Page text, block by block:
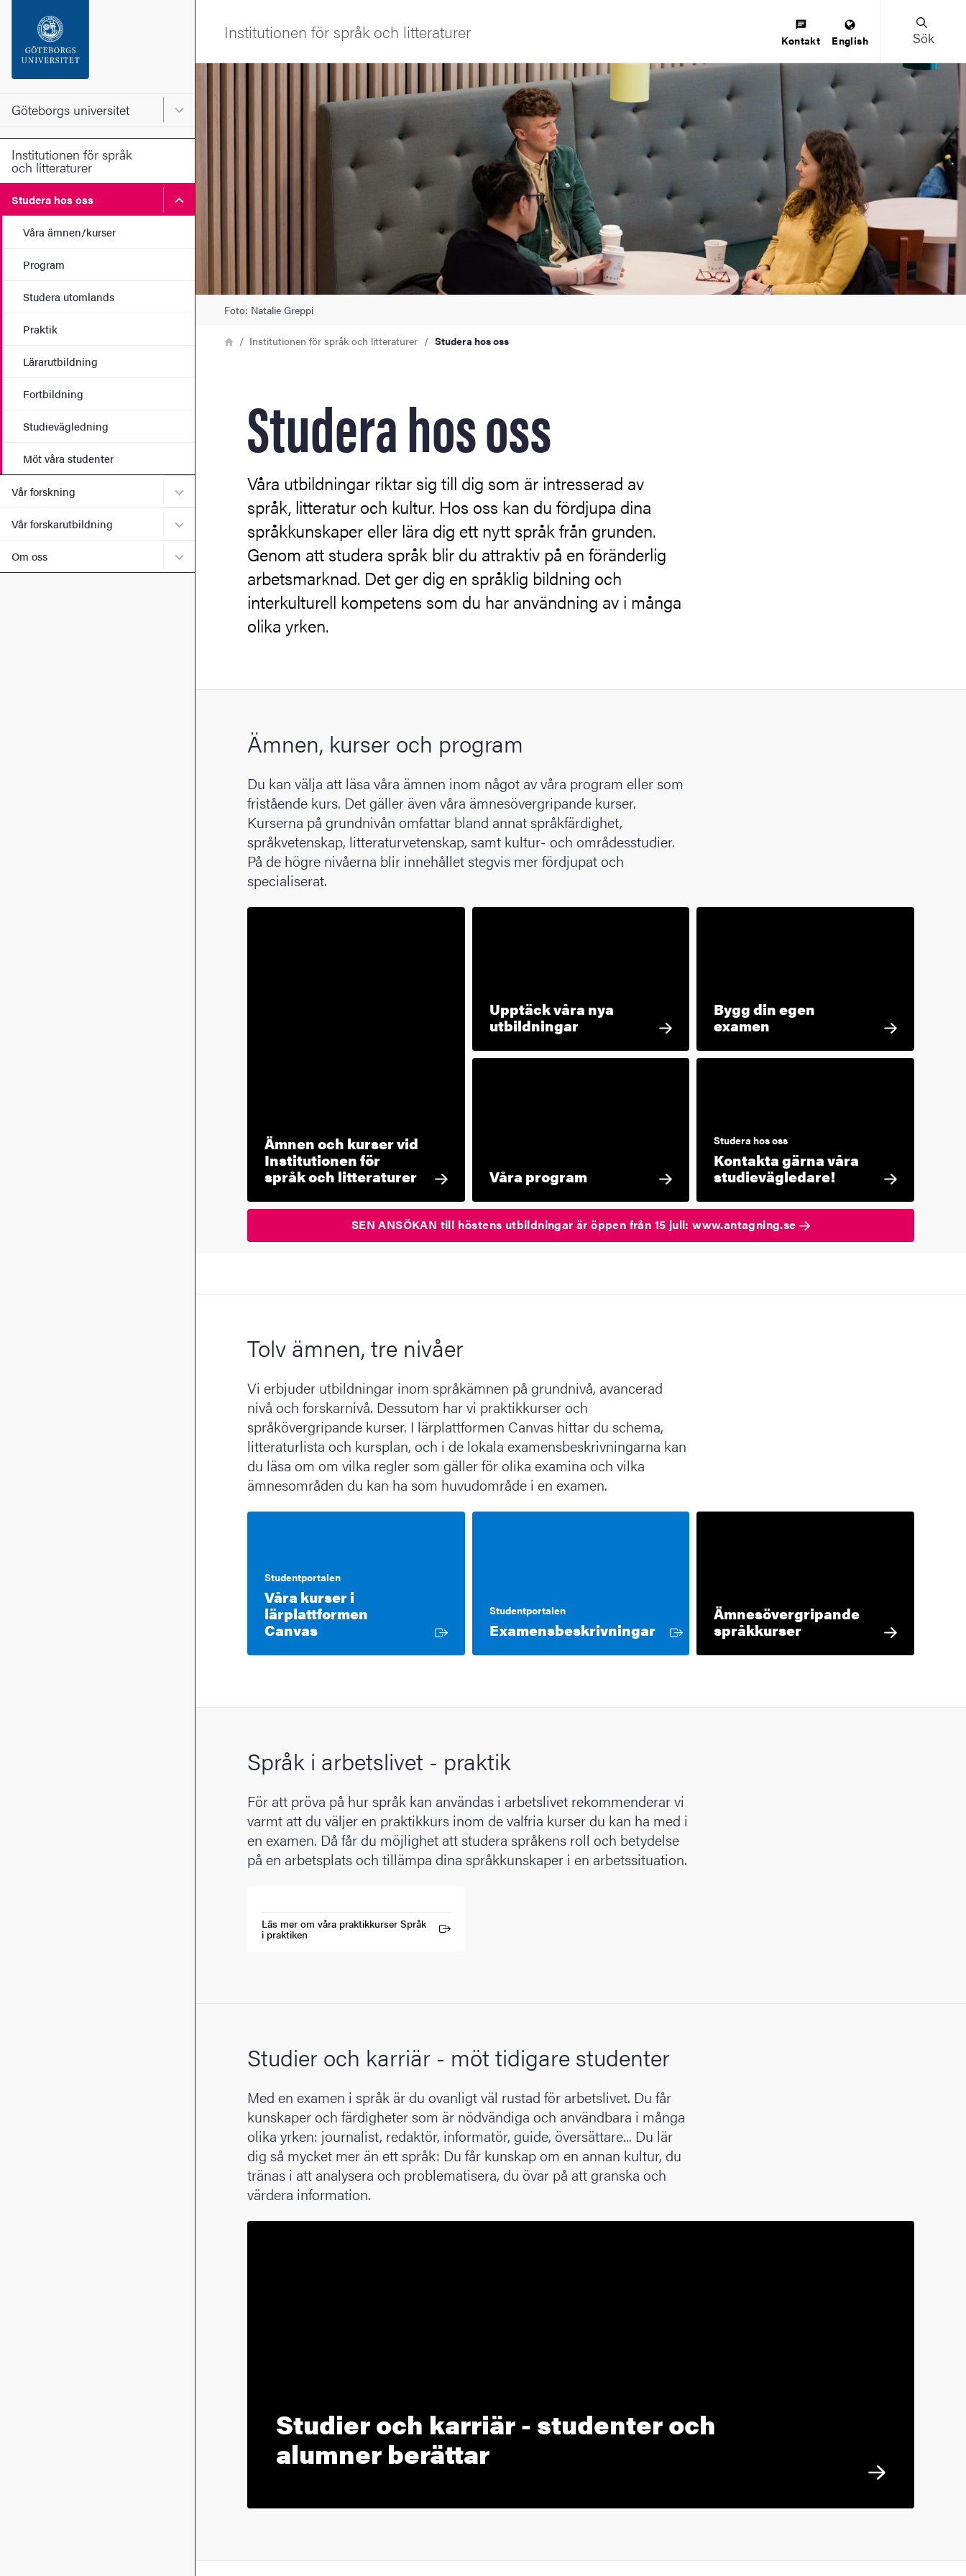
Sidfoten
Om webbplatsen
Göteborgs universitet Huvudmeny för Göteborgs universitet
Institutionen för språk
och litteraturer
Studera hos oss Undermeny för Studera hos oss
Våra ämnen/kurser
Program
Studera utomlands
Praktik
Lärarutbildning
Fortbildning
Studievägledning
Möt våra studenter
Vår forskning Undermeny för Vår forskning
Vår forskarutbildning Undermeny för Vår forskarutbildning
Om oss Undermeny för Om oss
Institutionen för språk och litteraturer Kontakt English Sök
Bild
Foto: Natalie Greppi
LänkstigHemInstitutionen för språk och litteraturer Studera hos oss
Studera hos oss
Våra utbildningar riktar sig till dig som är intresserad av
språk, litteratur och kultur. Hos oss kan du fördjupa dina
språkkunskaper eller lära dig ett nytt språk från grunden.
Genom att studera språk blir du attraktiv på en föränderlig
arbetsmarknad. Det ger dig en språklig bildning och
interkulturell kompetens som du har användning av i många
olika yrken.
Ämnen, kurser och program
Du kan välja att läsa våra ämnen inom något av våra program eller som
fristående kurs. Det gäller även våra ämnesövergripande kurser.
Kurserna på grundnivån omfattar bland annat språkfärdighet,
språkvetenskap, litteraturvetenskap, samt kultur- och områdesstudier.
På de högre nivåerna blir innehållet stegvis mer fördjupat och
specialiserat.
Ämnen och kurser vid
Institutionen för
språk och litteraturer
Upptäck våra nya
utbildningar
Våra program
Bygg din egen
examen
Studera hos oss
Kontakta gärna våra
studievägledare!
SEN ANSÖKAN till höstens utbildningar är öppen från 15 juli: www.antagning.se
Tolv ämnen, tre nivåer
Vi erbjuder utbildningar inom språkämnen på grundnivå, avancerad
nivå och forskarnivå. Dessutom har vi praktikkurser och
språkövergripande kurser. I lärplattformen Canvas hittar du schema,
litteraturlista och kursplan, och i de lokala examensbeskrivningarna kan
du läsa om om vilka regler som gäller för olika examina och vilka
ämnesområden du kan ha som huvudområde i en examen.
Studentportalen
Våra kurser i
lärplattformen
CanvasExtern länk
Studentportalen
ExamensbeskrivningarExtern länk
Ämnesövergripande
språkkurser
Språk i arbetslivet - praktik
För att pröva på hur språk kan användas i arbetslivet rekommenderar vi
varmt att du väljer en praktikkurs inom de valfria kurser du kan ha med i
en examen. Då får du möjlighet att studera språkens roll och betydelse
på en arbetsplats och tillämpa dina språkkunskaper i en arbetssituation.
Läs mer om våra praktikkurser Språk
i praktiken
(Extern länk)
Studier och karriär - möt tidigare studenter
Med en examen i språk är du ovanligt väl rustad för arbetslivet. Du får
kunskaper och färdigheter som är nödvändiga och användbara i många
olika yrken: journalist, redaktör, informatör, guide, översättare... Du lär
dig så mycket mer än ett språk: Du får kunskap om en annan kultur, du
tränas i att analysera och problematisera, du övar på att granska och
värdera information.
Studier och karriär - studenter och
alumner berättar